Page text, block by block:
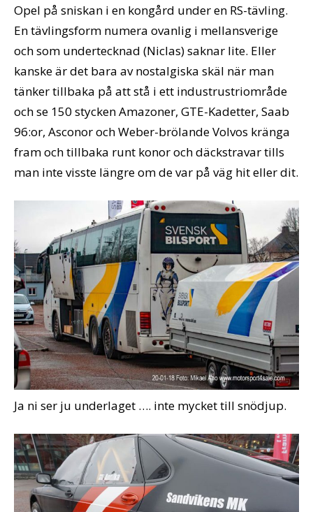
Opel på sniskan i en kongård under en RS-tävling.
En tävlingsform numera ovanlig i mellansverige
och som undertecknad (Niclas) saknar lite. Eller
kanske är det bara av nostalgiska skäl när man
tänker tillbaka på att stå i ett industrustriområde
och se 150 stycken Amazoner, GTE-Kadetter, Saab
96:or, Asconor och Weber-brölande Volvos kränga
fram och tillbaka runt konor och däckstravar tills
man inte visste längre om de var på väg hit eller dit.
Ja ni ser ju underlaget …. inte mycket till snödjup.